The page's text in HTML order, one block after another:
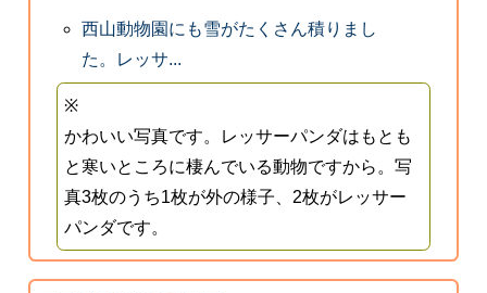
西山動物園にも雪がたくさん積りまし
た。レッサ...
※
かわいい写真です。レッサーパンダはもとも
と寒いところに棲んでいる動物ですから。写
真3枚のうち1枚が外の様子、2枚がレッサー
パンダです。